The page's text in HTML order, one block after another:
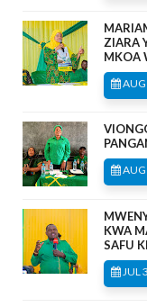
ZIARA
MKOA
KWA
SAFU
JUL